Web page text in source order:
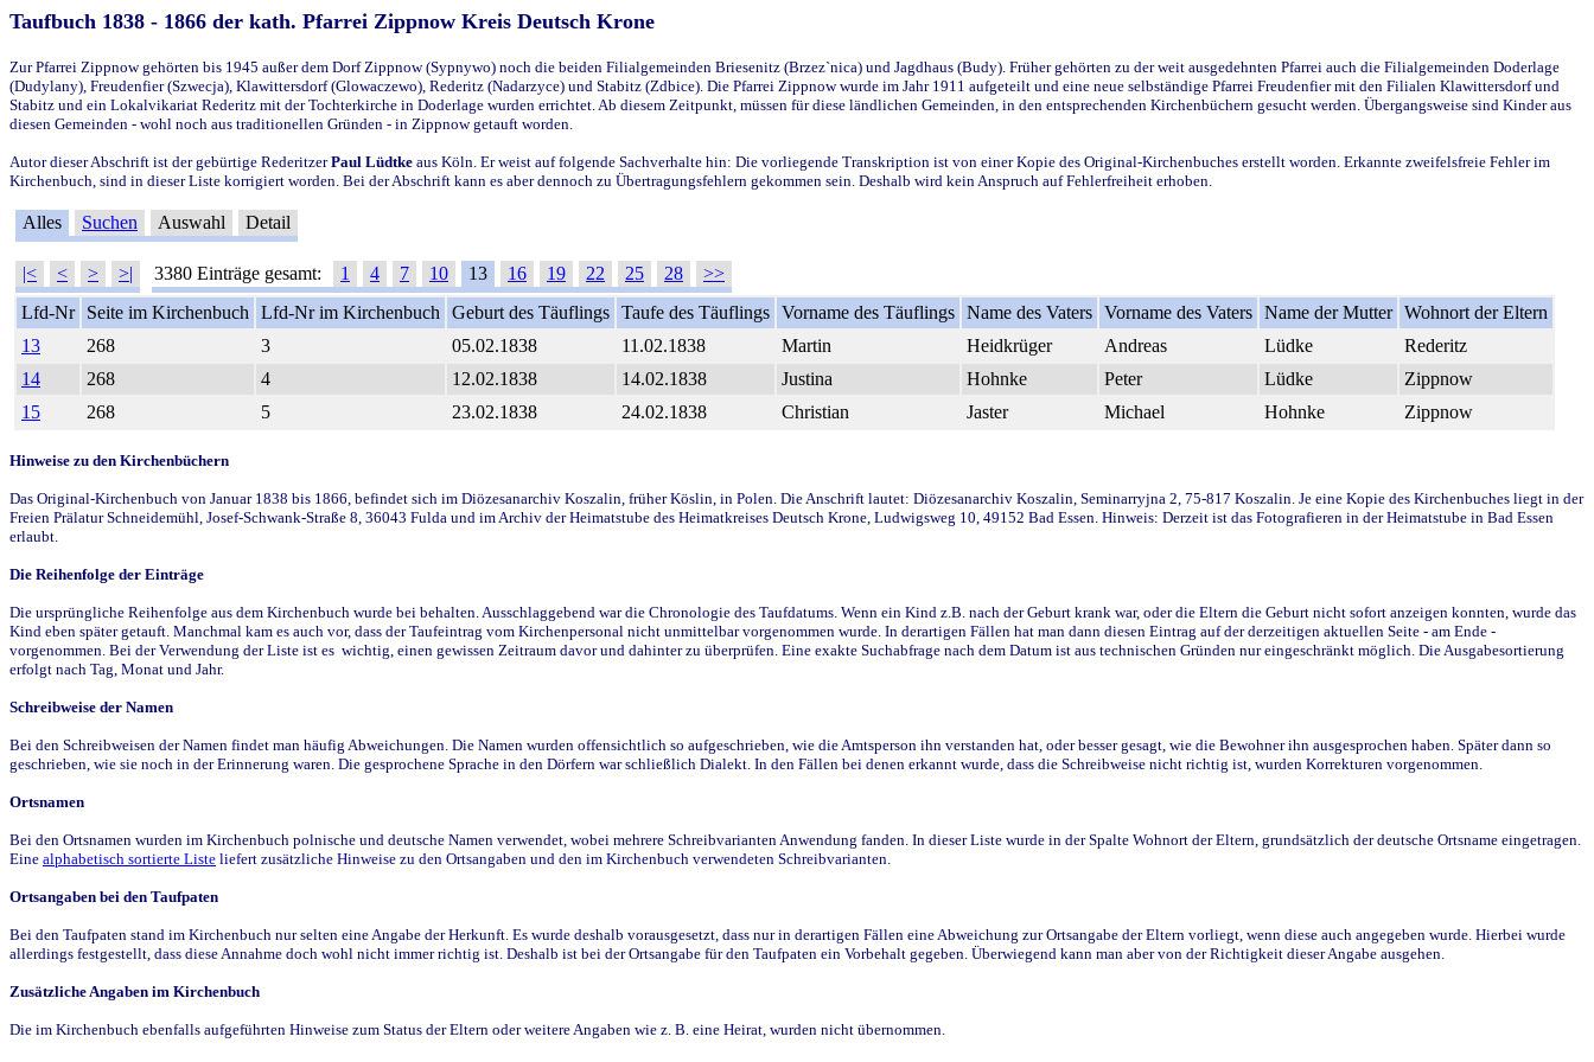
Taufbuch 1838 - 1866 der kath. Pfarrei Zippnow Kreis Deutsch Krone
Zur Pfarrei Zippnow gehörten bis 1945 außer dem Dorf Zippnow (Sypnywo) noch die beiden Filialgemeinden Briesenitz (Brzez`nica) und Jagdhaus (Budy). Früher gehörten zu der weit ausgedehnten Pfarrei auch die Filialgemeinden Doderlage
(Dudylany), Freudenfier (Szwecja), Klawittersdorf (Glowaczewo), Rederitz (Nadarzyce) und Stabitz (Zdbice). Die Pfarrei Zippnow wurde im Jahr 1911 aufgeteilt und eine neue selbständige Pfarrei Freudenfier mit den Filialen Klawittersdorf und
Stabitz und ein Lokalvikariat Rederitz mit der Tochterkirche in Doderlage wurden errichtet. Ab diesem Zeitpunkt, müssen für diese ländlichen Gemeinden, in den entsprechenden Kirchenbüchern gesucht werden. Übergangsweise sind Kinder aus
diesen Gemeinden - wohl noch aus traditionellen Gründen - in Zippnow getauft worden.
Autor dieser Abschrift ist der gebürtige RederitzerPaul Lüdtke aus Köln. Er weist auf folgende Sachverhalte hin: Die vorliegende Transkription ist von einer Kopie des Original-Kirchenbuches erstellt worden. Erkannte zweifelsfreie Fehler im
Kirchenbuch, sind in dieser Liste korrigiert worden. Bei der Abschrift kann es aber dennoch zu Übertragungsfehlern gekommen sein. Deshalb wird kein Anspruch auf Fehlerfreiheit erhoben.
Alles Suchen Auswahl Detail
|< < > >| 3380 Einträge gesamt: 1 4 7 10 13 16 19 22 25 28
>>
Lfd-Nr
Seite im Kirchenbuch Lfd-Nr im Kirchenbuch Geburt des Täuflings Taufe des Täuflings Vorname des Täuflings Name des Vaters Vorname des Vaters Name der Mutter Wohnort der Eltern
13
268 3 05.02.1838 11.02.1838 Martin Heidkrüger Andreas Lüdke
Rederitz
14
268 4 12.02.1838 14.02.1838 Justina Hohnke Peter Lüdke
Zippnow
15
268 5 23.02.1838 24.02.1838 Christian Jaster Michael Hohnke Zippnow
Hinweise zu den Kirchenbüchern
Das Original-Kirchenbuch von Januar 1838 bis 1866, befindet sich im Diözesanarchiv Koszalin, früher Köslin, in Polen. Die Anschrift lautet: Diözesanarchiv Koszalin, Seminarryjna 2, 75-817 Koszalin. Je eine Kopie des Kirchenbuches liegt in der
Freien Prälatur Schneidemühl, Josef-Schwank-Straße 8, 36043 Fulda und im Archiv der Heimatstube des Heimatkreises Deutsch Krone, Ludwigsweg 10, 49152 Bad Essen. Hinweis: Derzeit ist das Fotografieren in der Heimatstube in Bad Essen
erlaubt.
Die Reihenfolge der Einträge
Die ursprüngliche Reihenfolge aus dem Kirchenbuch wurde bei behalten. Ausschlaggebend war die Chronologie des Taufdatums. Wenn ein Kind z.B. nach der Geburt krank war, oder die Eltern die Geburt nicht sofort anzeigen konnten, wurde das
Kind eben später getauft. Manchmal kam es auch vor, dass der Taufeintrag vom Kirchenpersonal nicht unmittelbar vorgenommen wurde. In derartigen Fällen hat man dann diesen Eintrag auf der derzeitigen aktuellen Seite - am Ende -
vorgenommen. Bei der Verwendung der Liste ist es wichtig, einen gewissen Zeitraum davor und dahinter zu überprüfen. Eine exakte Suchabfrage nach dem Datum ist aus technischen Gründen nur eingeschränkt möglich. Die Ausgabesortierung
erfolgt nach Tag, Monat und Jahr.
Schreibweise der Namen
Bei den Schreibweisen der Namen findet man häufig Abweichungen. Die Namen wurden offensichtlich so aufgeschrieben, wie die Amtsperson ihn verstanden hat, oder besser gesagt, wie die Bewohner ihn ausgesprochen haben. Später dann so
geschrieben, wie sie noch in der Erinnerung waren. Die gesprochene Sprache in den Dörfern war schließlich Dialekt. In den Fällen bei denen erkannt wurde, dass die Schreibweise nicht richtig ist, wurden Korrekturen vorgenommen.
Ortsnamen
Bei den Ortsnamen wurden im Kirchenbuch polnische und deutsche Namen verwendet, wobei mehrere Schreibvarianten Anwendung fanden. In dieser Liste wurde in der Spalte Wohnort der Eltern, grundsätzlich der deutsche Ortsname eingetragen.
Eine alphabetisch sortierte Liste liefert zusätzliche Hinweise zu den Ortsangaben und den im Kirchenbuch verwendeten Schreibvarianten.
Ortsangaben bei den Taufpaten
Bei den Taufpaten stand im Kirchenbuch nur selten eine Angabe der Herkunft. Es wurde deshalb vorausgesetzt, dass nur in derartigen Fällen eine Abweichung zur Ortsangabe der Eltern vorliegt, wenn diese auch angegeben wurde. Hierbei wurde
allerdings festgestellt, dass diese Annahme doch wohl nicht immer richtig ist. Deshalb ist bei der Ortsangabe für den Taufpaten ein Vorbehalt gegeben. Überwiegend kann man aber von der Richtigkeit dieser Angabe ausgehen.
Zusätzliche Angaben im Kirchenbuch
Die im Kirchenbuch ebenfalls aufgeführten Hinweise zum Status der Eltern oder weitere Angaben wie z. B. eine Heirat, wurden nicht übernommen.